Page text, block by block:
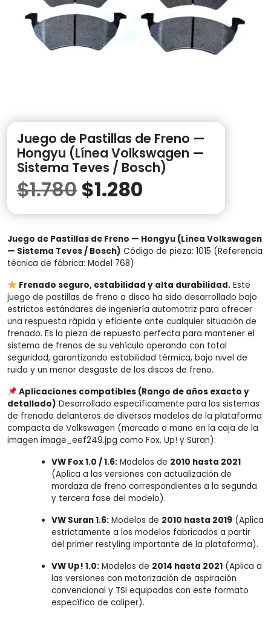
Juego de Pastillas de Freno —
Hongyu (Línea Volkswagen —
Sistema Teves / Bosch)
$1.780 El
precio
original
era:
$1.780.
$1.280
precio
actual
es:
$1.280.
Juego de Pastillas de Freno — Hongyu (Línea Volkswagen
— Sistema Teves / Bosch) Código de pieza: 1015 (Referencia
técnica de fábrica: Model 768)
Frenado seguro, estabilidad y alta durabilidad. Este
juego de pastillas de freno a disco ha sido desarrollado bajo
estrictos estándares de ingeniería automotriz para ofrecer
una respuesta rápida y eficiente ante cualquier situación de
frenado. Es la pieza de repuesto perfecta para mantener el
sistema de frenos de su vehículo operando con total
seguridad, garantizando estabilidad térmica, bajo nivel de
ruido y un menor desgaste de los discos de freno.
Aplicaciones compatibles (Rango de años exacto y
detallado) Desarrollado específicamente para los sistemas
de frenado delanteros de diversos modelos de la plataforma
compacta de Volkswagen (marcado a mano en la caja de la
imagen image_eef249.jpg como Fox, Up! y Suran):
VW Fox 1.0 / 1.6:Modelos de 2010 hasta 2021
(Aplica a las versiones con actualización de
mordaza de freno correspondientes a la segunda
y tercera fase del modelo).
VW Suran 1.6:Modelos de 2010 hasta 2019(Aplica
estrictamente a los modelos fabricados a partir
del primer restyling importante de la plataforma).
VW Up! 1.0:Modelos de 2014 hasta 2021(Aplica a
las versiones con motorización de aspiración
convencional y TSI equipadas con este formato
específico de caliper).